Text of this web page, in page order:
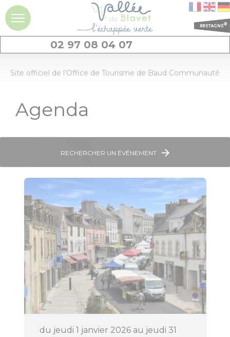
journée
Les
incontournables
Géants de pierres
: menhirs et
dolmens
Patrimoine,
chapelles et leurs
mystères
Jardins et
02 97 08 04 07
Site officiel de l’Office de Tourisme de Baud Communauté
Agenda
RECHERCHER UN ÉVÉNEMENT
du jeudi 1 janvier 2026 au jeudi 31